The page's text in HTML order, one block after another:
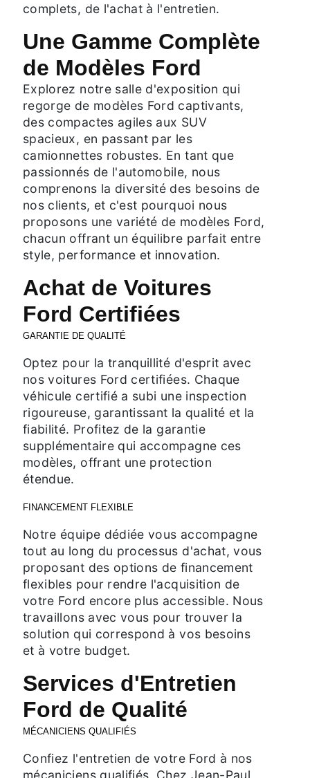
complets, de l'achat à l'entretien.
Une Gamme Complète
de Modèles Ford
Explorez notre salle d'exposition qui
regorge de modèles Ford captivants,
des compactes agiles aux SUV
spacieux, en passant par les
camionnettes robustes. En tant que
passionnés de l'automobile, nous
comprenons la diversité des besoins de
nos clients, et c'est pourquoi nous
proposons une variété de modèles Ford,
chacun offrant un équilibre parfait entre
style, performance et innovation.
Achat de Voitures
Ford Certifiées
GARANTIE DE QUALITÉ
Optez pour la tranquillité d'esprit avec
nos voitures Ford certifiées. Chaque
véhicule certifié a subi une inspection
rigoureuse, garantissant la qualité et la
fiabilité. Profitez de la garantie
supplémentaire qui accompagne ces
modèles, offrant une protection
étendue.
FINANCEMENT FLEXIBLE
Notre équipe dédiée vous accompagne
tout au long du processus d'achat, vous
proposant des options de financement
flexibles pour rendre l'acquisition de
votre Ford encore plus accessible. Nous
travaillons avec vous pour trouver la
solution qui correspond à vos besoins
et à votre budget.
Services d'Entretien
Ford de Qualité
MÉCANICIENS QUALIFIÉS
Confiez l'entretien de votre Ford à nos
mécaniciens qualifiés. Chez Jean-Paul